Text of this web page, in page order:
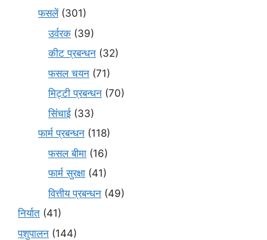
फसलें(301)
उर्वरक (39)
कीट प्रबन्धन (32)
फसल चयन (71)
मि‌ट्टी प्रबन्धन (70)
सिंचाई (33)
फार्म प्रबन्धन (118)
फसल बीमा (16)
फार्म सुरक्षा (41)
वित्तीय प्रबन्धन (49)
निर्यात (41)
पशुपालन (144)